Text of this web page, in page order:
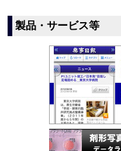
製品・サービス等